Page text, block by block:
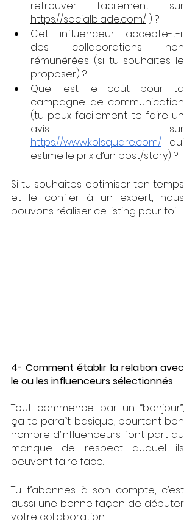
https://socialblade.com/ ) ?
Cet influenceur accepte-t-il
des collaborations non
rémunérées (si tu souhaites le
proposer) ?
Quel est le coût pour ta
campagne de communication
(tu peux facilement te faire un
https://www.kolsquare.com/ qui
estime le prix d’un post/story) ?
Si tu souhaites optimiser ton temps
et le confier à un expert, nous
pouvons réaliser ce listing pour toi .
4- Comment établir la relation avec
le ou les influenceurs sélectionnés
Tout commence par un “bonjour”,
ça te paraît basique, pourtant bon
nombre d’influenceurs font part du
manque de respect auquel ils
peuvent faire face.
Tu t’abonnes à son compte, c’est
aussi une bonne façon de débuter
votre collaboration.